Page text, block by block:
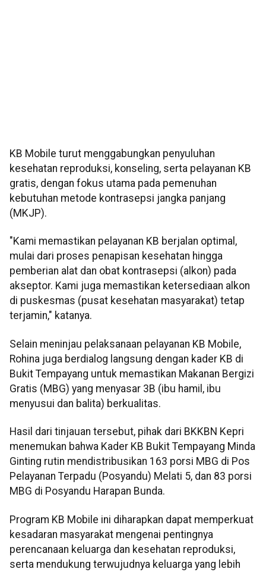
KB Mobile turut menggabungkan penyuluhan
kesehatan reproduksi, konseling, serta pelayanan KB
gratis, dengan fokus utama pada pemenuhan
kebutuhan metode kontrasepsi jangka panjang
(MKJP).
"Kami memastikan pelayanan KB berjalan optimal,
mulai dari proses penapisan kesehatan hingga
pemberian alat dan obat kontrasepsi (alkon) pada
akseptor. Kami juga memastikan ketersediaan alkon
di puskesmas (pusat kesehatan masyarakat) tetap
terjamin," katanya.
Selain meninjau pelaksanaan pelayanan KB Mobile,
Rohina juga berdialog langsung dengan kader KB di
Bukit Tempayang untuk memastikan Makanan Bergizi
Gratis (MBG) yang menyasar 3B (ibu hamil, ibu
menyusui dan balita) berkualitas.
Hasil dari tinjauan tersebut, pihak dari BKKBN Kepri
menemukan bahwa Kader KB Bukit Tempayang Minda
Ginting rutin mendistribusikan 163 porsi MBG di Pos
Pelayanan Terpadu (Posyandu) Melati 5, dan 83 porsi
MBG di Posyandu Harapan Bunda.
Program KB Mobile ini diharapkan dapat memperkuat
kesadaran masyarakat mengenai pentingnya
perencanaan keluarga dan kesehatan reproduksi,
serta mendukung terwujudnya keluarga yang lebih